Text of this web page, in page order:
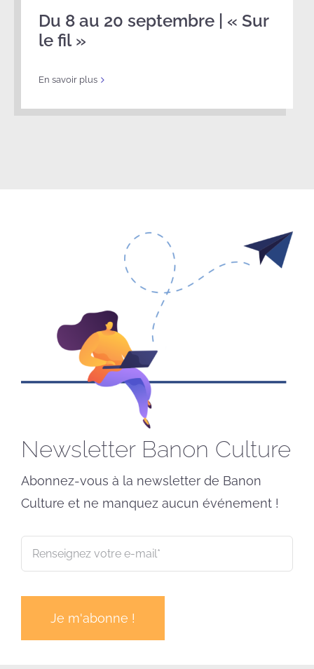
Du 8 au 20 septembre | « Sur
le fil »
En savoir plus
Newsletter Banon Culture
Abonnez-vous à la newsletter de Banon
Culture et ne manquez aucun événement !